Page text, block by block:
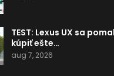
TEST: Lexus UX sa
kúpiť ešte…
aug 7, 2026